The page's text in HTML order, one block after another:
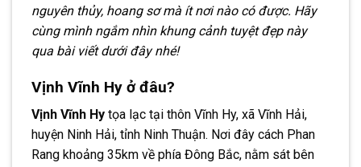
nguyên thủy, hoang sơ mà ít nơi nào có được. Hãy
cùng mình ngắm nhìn khung cảnh tuyệt đẹp này
qua bài viết dưới đây nhé!
Vịnh Vĩnh Hy ở đâu?
Vịnh Vĩnh Hy tọa lạc tại thôn Vĩnh Hy, xã Vĩnh Hải,
huyện Ninh Hải, tỉnh Ninh Thuận. Nơi đây cách Phan
Rang khoảng 35km về phía Đông Bắc, nằm sát bên